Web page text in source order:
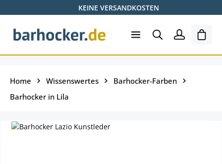
Zum Hauptinhalt springenKEINE VERSANDKOSTEN
Home Wissenswertes
Barhocker-Farben
Barhocker in Lila